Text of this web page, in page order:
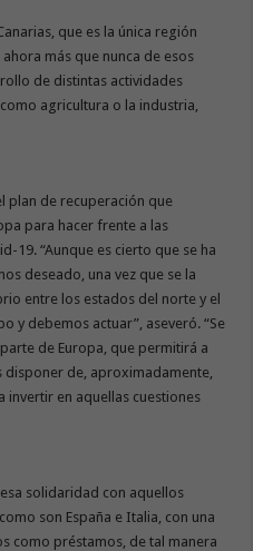
que es la única región
más que nunca de esos
de distintas actividades
agricultura o la industria,
plan de recuperación que
para hacer frente a las
19. “Aunque es cierto que se ha
deseado, una vez que se la
entre los estados del norte y el
y debemos actuar”, aseveró. “Se
de Europa, que permitirá a
disponer de, aproximadamente,
invertir en aquellas cuestiones
solidaridad con aquellos
son España e Italia, con una
como préstamos, de tal manera